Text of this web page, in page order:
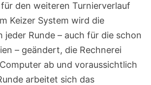
den weiteren Turnierverlauf
Keizer System wird die
jeder Runde – auch für die schon
– geändert, die Rechnerei
ab und voraussichtlich
arbeitet sich das